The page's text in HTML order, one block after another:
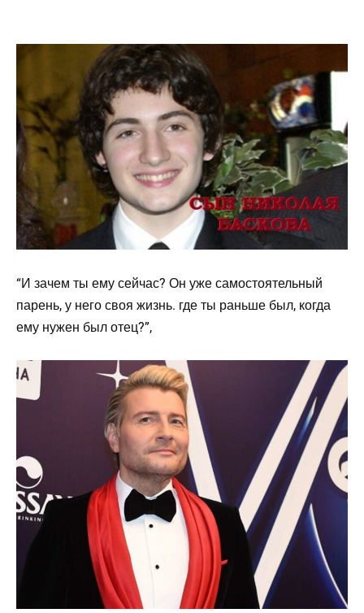
“И зачем ты ему сейчас? Он уже самостоятельный
парень, у него своя жизнь. где ты раньше был, когда
ему нужен был отец?”,